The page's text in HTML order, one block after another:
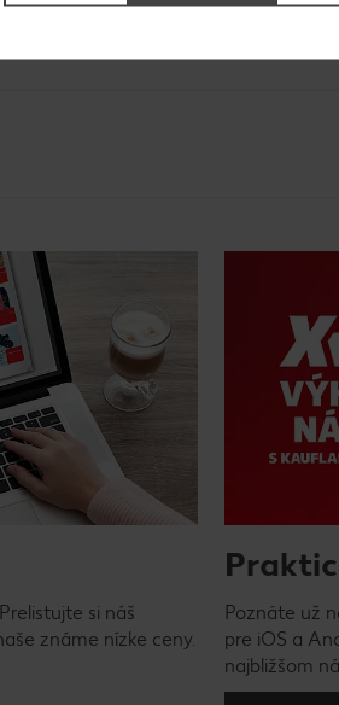
šalát a podávame.
si náš
známe nízke ceny.
Poznáte už
pre iOS a
najbližšom